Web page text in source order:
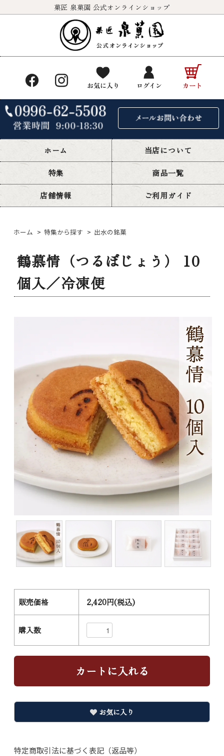
菓匠 泉菓園 公式オンラインショップ
ホーム 当店について
特集 商品一覧
店舗情報 ご利用ガイド
ホーム > 特集から探す > 出水の銘菓
鶴慕情（つるぼじょう） 10
個入／冷凍便
販売価格 2,420円(税込)
購入数
お気に入り
特定商取引法に基づく表記（返品等）